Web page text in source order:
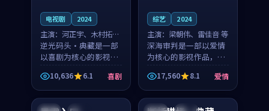
电视剧 2024
主演： 河正宇、木村拓哉
等
逆光码头·典藏是一部
以喜剧为核心的影视作
品，围绕危机、反转与
人物成长展开，整体节
奏紧凑，值得推荐观
看。
10,636 6.1 喜剧
综艺 2024
主演： 梁朝伟、雷佳音 等
深海审判是一部以爱情
为核心的影视作品，围
绕危机、反转与人物成
长展开，整体节奏紧
凑，值得推荐观看。
17,560 8.1 爱情